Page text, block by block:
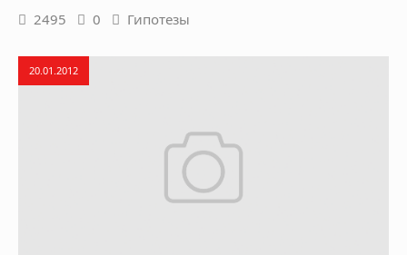
2495 0 Гипотезы
20.01.2012